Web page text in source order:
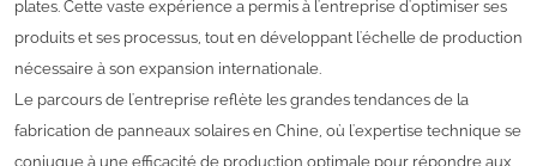
plates. Cette vaste expérience a permis à l'entreprise d'optimiser ses
produits et ses processus, tout en développant l'échelle de production
nécessaire à son expansion internationale.
Le parcours de l'entreprise reflète les grandes tendances de la
fabrication de panneaux solaires en Chine, où l'expertise technique se
conjugue à une efficacité de production optimale pour répondre aux